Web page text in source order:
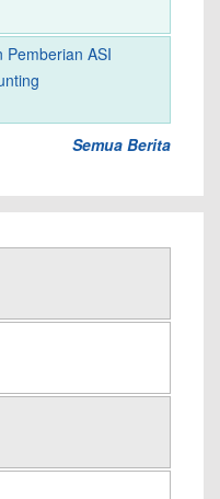
Pemberian ASI
Semua Berita